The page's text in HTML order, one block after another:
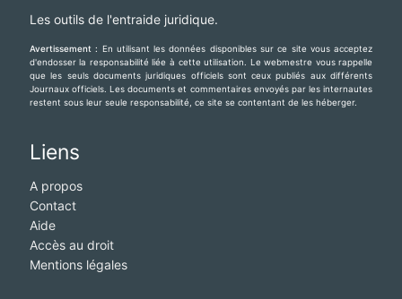
Les outils de l'entraide juridique.
Avertissement : En utilisant les données disponibles sur ce site vous acceptez
d'endosser la responsabilité liée à cette utilisation. Le webmestre vous rappelle
que les seuls documents juridiques officiels sont ceux publiés aux différents
Journaux officiels. Les documents et commentaires envoyés par les internautes
restent sous leur seule responsabilité, ce site se contentant de les héberger.
Liens
A propos
Contact
Aide
Accès au droit
Mentions légales